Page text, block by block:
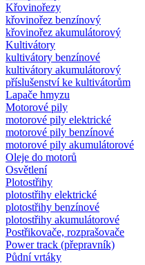
Křovinořezy
křovinořez benzínový
křovinořez akumulátorový
Kultivátory
kultivátory benzínové
kultivátory akumulátorový
příslušenství ke kultivátorům
Lapače hmyzu
Motorové pily
motorové pily elektrické
motorové pily benzínové
motorové pily akumulátorové
Oleje do motorů
Osvětlení
Plotostřihy
plotostřihy elektrické
plotostřihy benzínové
plotostřihy akumulátorové
Postřikovače, rozprašovače
Power track (přepravník)
Půdní vrtáky